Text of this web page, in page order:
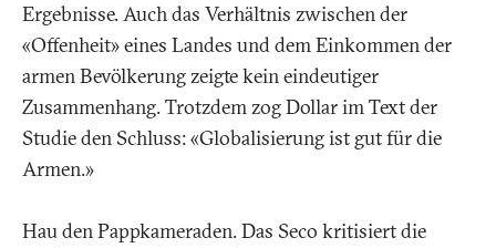
Ergebnisse. Auch das Verhältnis zwischen der
«Offenheit» eines Landes und dem Einkommen der
armen Bevölkerung zeigte kein eindeutiger
Zusammenhang. Trotzdem zog Dollar im Text der
Studie den Schluss: «Globalisierung ist gut für die
Armen.»
Hau den Pappkameraden. Das Seco kritisiert die